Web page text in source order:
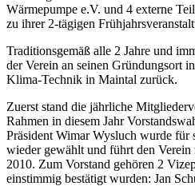
Wärmepumpe e.V. und 4 externe
zu ihrer 2-tägigen
Traditionsgemäß alle 2 Jahre und
der Verein an seinen Gründungsort
Klima-Technik in Maintal zurück.
Zuerst stand die jährliche
Rahmen in diesem Jahr
Präsident Wimar Wysluch wurde für
wieder gewählt und führt den Verein
2010. Zum Vorstand gehören 2
einstimmig bestätigt wurden: Jan